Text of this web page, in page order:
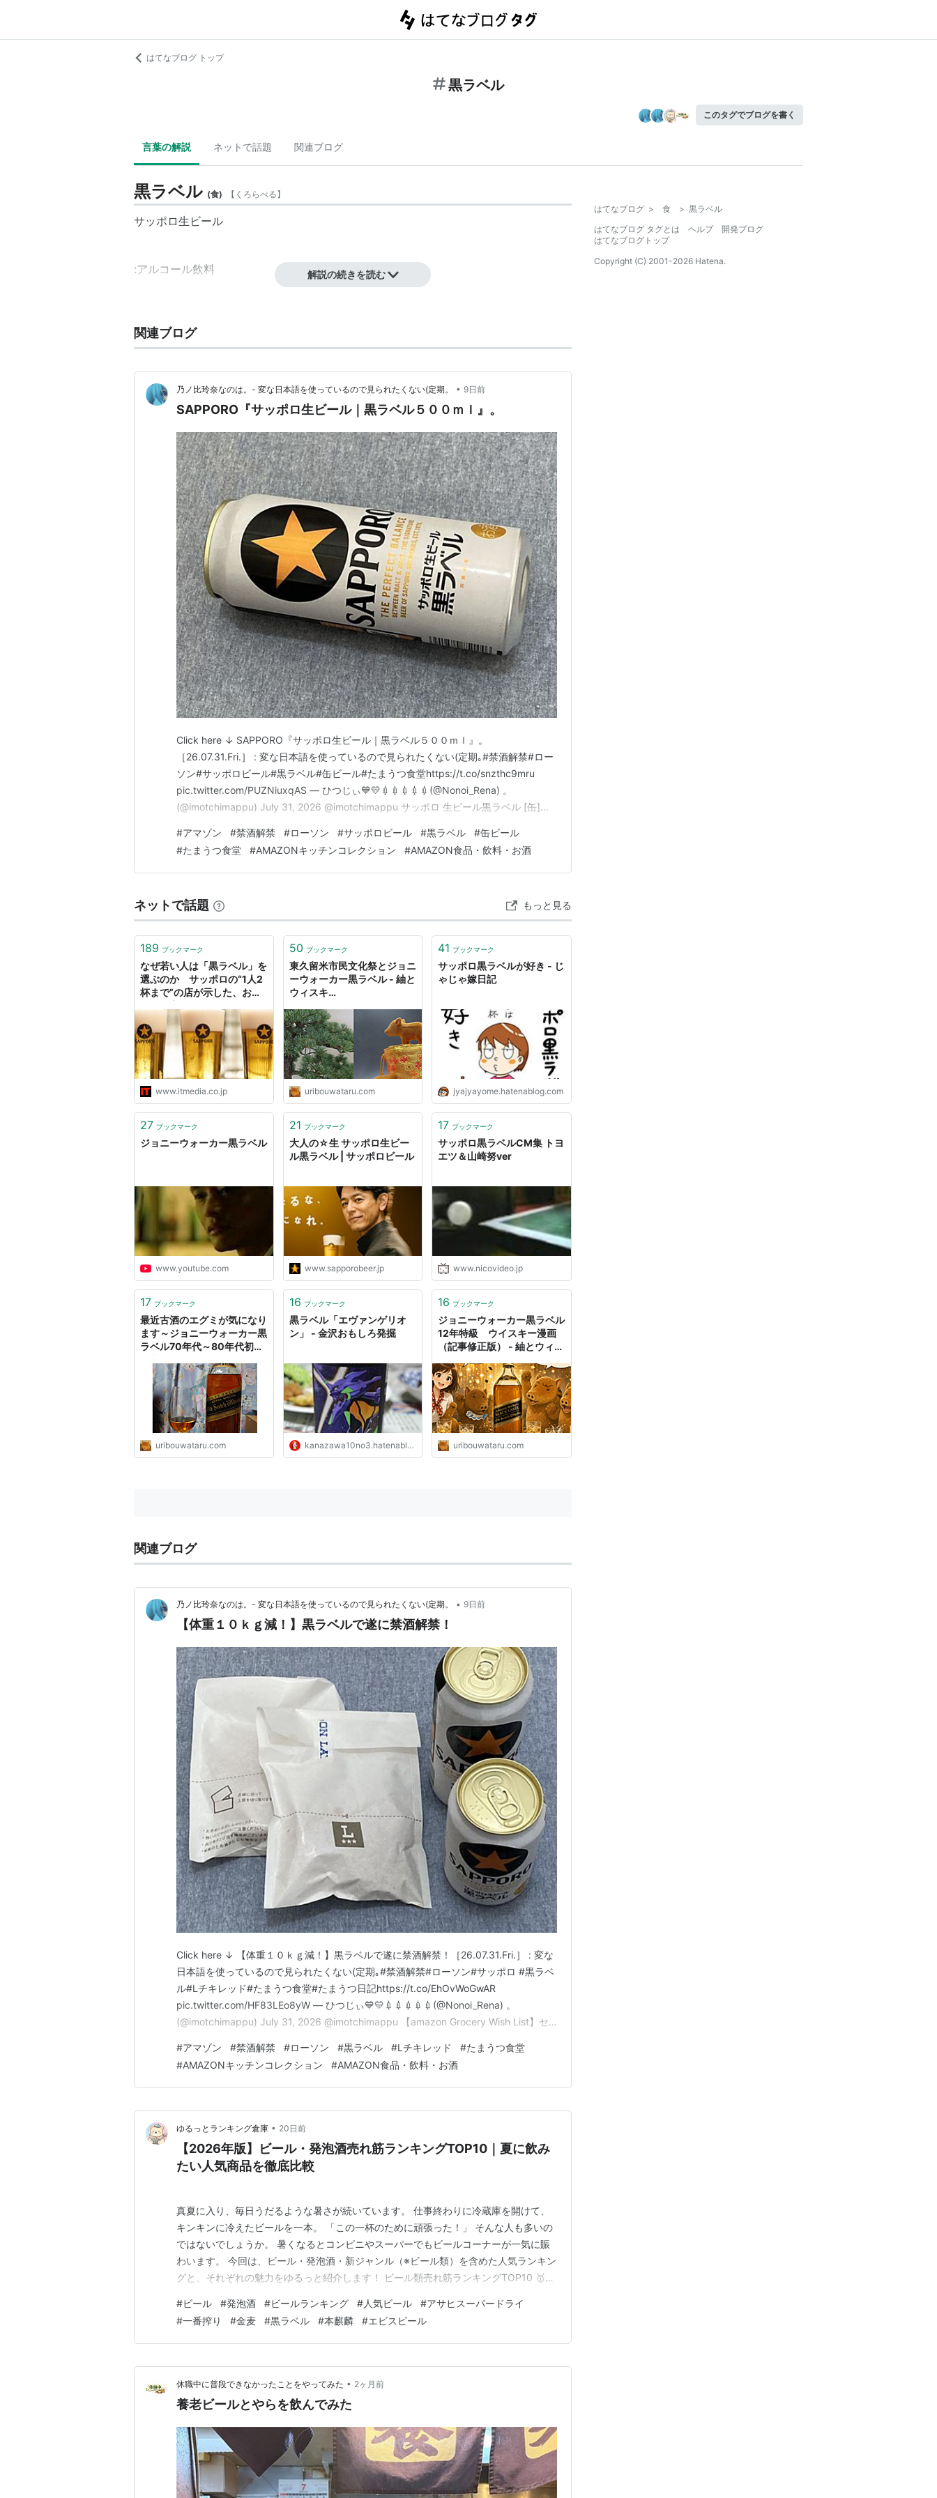
はてなブログ トップ
黒ラベル
このタグでブログを書く
言葉の解説 ネットで話題 関連ブログ
黒ラベル (食) 【 くろらべる】
サッポロ生ビール
:アルコール飲料 解説の続きを読む
関連ブログ
乃ノ比玲奈なのは。- 変な日本語を使っているので見られたくない(定期。 • 9日前
SAPPORO『サッポロ生ビール｜黒ラベル５００ｍｌ』。
Click here ↓ SAPPORO『サッポロ生ビール｜黒ラベル５００ｍｌ』。
［26.07.31.Fri.］ : 変な日本語を使っているので見られたくない(定期｡#禁酒解禁#ロー
ソン#サッポロビール#黒ラベル#缶ビール#たまうつ食堂https://t.co/snzthc9mru
pic.twitter.com/PUZNiuxqAS — ひつじぃ💙💛💉💉💉💉💉(@Nonoi_Rena) 。
(@imotchimappu) July 31, 2026 @imotchimappu サッポロ 生ビール黒ラベル [缶]
#アマゾン #禁酒解禁 #ローソン #サッポロビール #黒ラベル #缶ビール
#たまうつ食堂 #AMAZONキッチンコレクション #AMAZON食品・飲料・お酒
ネットで話題 もっと見る
189 ブックマーク
なぜ若い人は「黒ラベル」を
選ぶのか サッポロの“1人2
杯まで”の店が示した、お客
www.itmedia.co.jp
50 ブックマーク
東久留米市民文化祭とジョニ
ーウォーカー黒ラベル - 紬と
ウィスキ
ウイ
スキーブログ
uribouwataru.com
41 ブックマーク
サッポロ黒ラベルが好き - じ
ゃじゃ嫁日記
jyajyayome.hatenablog.com
27 ブックマーク
ジョニーウォーカー黒ラベル
www.youtube.com
21 ブックマーク
大人の☆生 サッポロ生ビー
ル黒ラベル | サッポロビール
www.sapporobeer.jp
17 ブックマーク
サッポロ黒ラベルCM集 トヨ
エツ＆山崎努ver
www.nicovideo.jp
17 ブックマーク
最近古酒のエグミが気になり
ます～ジョニーウォーカー黒
ラベル70年代～80年代初頭
ー
ウイ
スキーブログ
uribouwataru.com
16 ブックマーク
黒ラベル「エヴァンゲリオ
ン」 - 金沢おもしろ発掘
kanazawa10no3.hatenablog.com
16 ブックマーク
ジョニーウォーカー黒ラベル
12年特級 ウイスキー漫画
（記事修正版） - 紬とウィス
ー
ウイ
スキーブログ
uribouwataru.com
関連ブログ
乃ノ比玲奈なのは。- 変な日本語を使っているので見られたくない(定期。 • 9日前
【体重１０ｋｇ減！】黒ラベルで遂に禁酒解禁！
Click here ↓ 【体重１０ｋｇ減！】黒ラベルで遂に禁酒解禁！［26.07.31.Fri.］ : 変な
日本語を使っているので見られたくない(定期｡#禁酒解禁#ローソン#サッポロ #黒ラベ
ル#Lチキレッド#たまうつ食堂#たまうつ日記https://t.co/EhOvWoGwAR
pic.twitter.com/HF83LEo8yW — ひつじぃ💙💛💉💉💉💉💉(@Nonoi_Rena) 。
(@imotchimappu) July 31, 2026 @imotchimappu 【amazon Grocery Wish List】セ
#アマゾン #禁酒解禁 #ローソン #黒ラベル #Lチキレッド #たまうつ食堂
#AMAZONキッチンコレクション #AMAZON食品・飲料・お酒
ゆるっとランキング倉庫 • 20日前
【2026年版】ビール・発泡酒売れ筋ランキングTOP10｜夏に飲み
たい人気商品を徹底比較
真夏に入り、毎日うだるような暑さが続いています。 仕事終わりに冷蔵庫を開けて、
キンキンに冷えたビールを一本。 「この一杯のために頑張った！」 そんな人も多いの
ではないでしょうか。 暑くなるとコンビニやスーパーでもビールコーナーが一気に賑
わいます。 今回は、ビール・発泡酒・新ジャンル（※ビール類）を含めた人気ランキン
グと、それぞれの魅力をゆるっと紹介します！ ビール類売れ筋ランキングTOP10 🥇第
な飲み口で、暑い日にゴクゴク飲みたくなる一本です。 居酒屋でも定番で、「とりあ
えず生！」と言えばスーパードライという…
#ビール #発泡酒 #ビールランキング #人気ビール #アサヒスーパードライ
#一番搾り #金麦 #黒ラベル #本麒麟 #エビスビール
休職中に普段できなかったことをやってみた • 2ヶ月前
養老ビールとやらを飲んでみた
はてなブログ > 食 > 黒ラベル
はてなブログ タグとは
ヘルプ
開発ブログ
はてなブログトップ
Copyright (C) 2001-2026 Hatena.